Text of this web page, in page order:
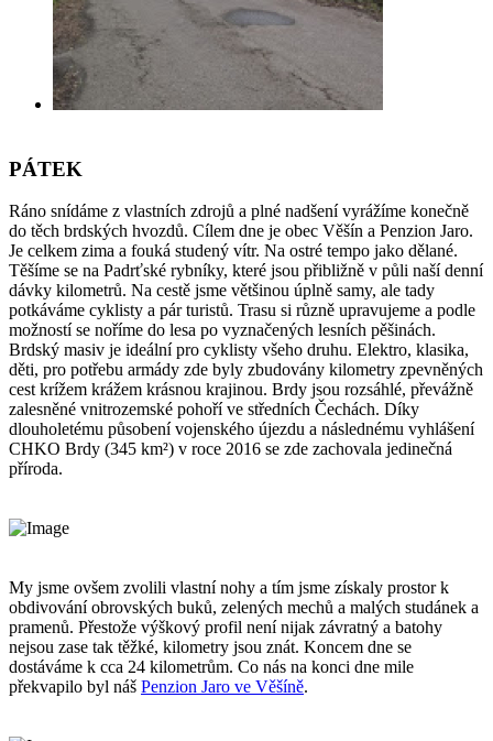
PÁTEK
Ráno snídáme z vlastních zdrojů a plné nadšení vyrážíme konečně
do těch brdských hvozdů. Cílem dne je obec Věšín a Penzion Jaro.
Je celkem zima a fouká studený vítr. Na ostré tempo jako dělané.
Těšíme se na Padrťské rybníky, které jsou přibližně v půli naší denní
dávky kilometrů. Na cestě jsme většinou úplně samy, ale tady
potkáváme cyklisty a pár turistů. Trasu si různě upravujeme a podle
možností se noříme do lesa po vyznačených lesních pěšinách.
Brdský masiv je ideální pro cyklisty všeho druhu. Elektro, klasika,
děti, pro potřebu armády zde byly zbudovány kilometry zpevněných
cest krížem krážem krásnou krajinou. Brdy jsou rozsáhlé, převážně
zalesněné vnitrozemské pohoří ve středních Čechách. Díky
dlouholetému působení vojenského újezdu a následnému vyhlášení
CHKO Brdy (345 km²) v roce 2016 se zde zachovala jedinečná
příroda.
My jsme ovšem zvolili vlastní nohy a tím jsme získaly prostor k
obdivování obrovských buků, zelených mechů a malých studánek a
pramenů. Přestože výškový profil není nijak závratný a batohy
nejsou zase tak těžké, kilometry jsou znát. Koncem dne se
dostáváme k cca 24 kilometrům. Co nás na konci dne mile
překvapilo byl náš Penzion Jaro ve Věšíně.